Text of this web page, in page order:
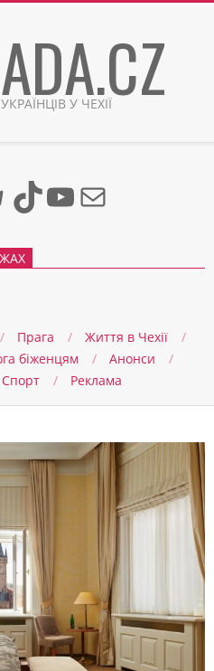
У ЧЕХІЇ
TikTok
YouTube
Mail
Прага
Життя в Чеxії
біженцям
Анонси
Спорт Реклама